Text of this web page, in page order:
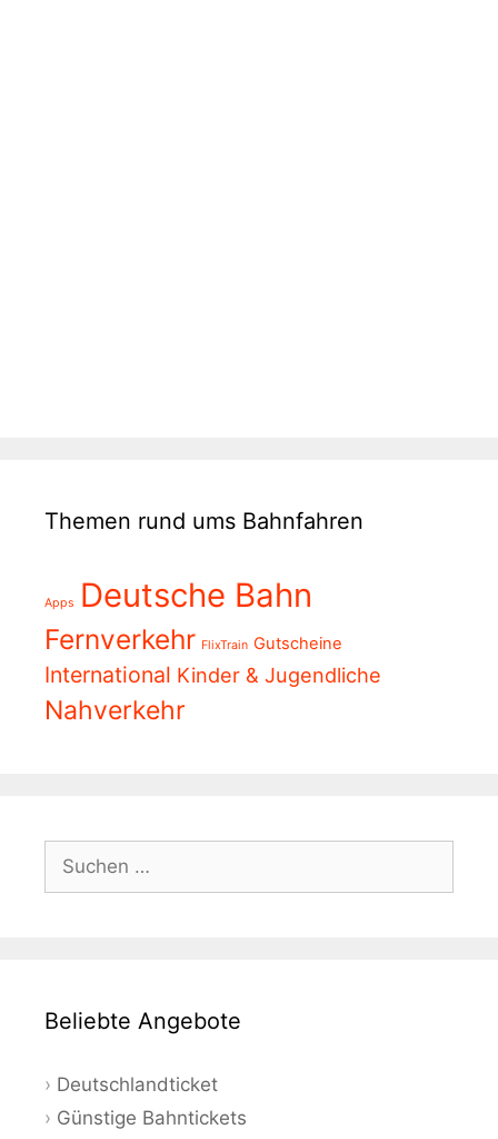
Themen rund ums Bahnfahren
Apps Deutsche Bahn
Fernverkehr FlixTrain Gutscheine
International Kinder & Jugendliche
Nahverkehr
Suchen
nach:
Beliebte Angebote
Deutschlandticket
Günstige Bahntickets